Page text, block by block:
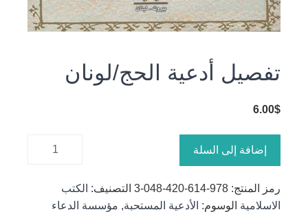
تفصيل أدعية الحج/لونان
6.00$
الحج/لونان
إضافة إلى السلة
رمز المنتج: 978-614-420-048-3 التصنيف: الكتب
الاسلامية الوسوم: الأدعية المستحبة, مؤسسة الدعاء